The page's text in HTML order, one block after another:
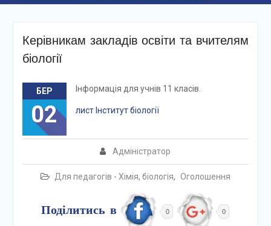
Керівникам закладів освіти та вчителям
біології
БЕР
02
Адміністратор
Для педагогів - Хімія, біологія, Оголошення
Інформація для учнів 11 класів.
лист Інститут біології
Поділитись в 0 0